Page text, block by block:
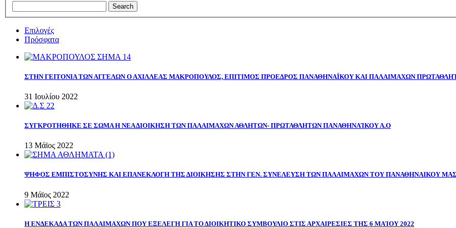
Επιλογές
Πρόσφατα
ΣΤΗΝ ΓΕΙΤΟΝΙΑ ΤΩΝ ΑΓΓΕΛΩΝ Ο ΑΧΙΛΛΕΑΣ ΜΑΚΡΟΠΟΥΛΟΣ, ΕΠΙΤΙΜΟΣ ΠΡΟΕΔΡΟΣ ΠΑΝΑΘΗΝΑΪΚΟΥ ΚΑΙ ΠΑΛΑΙΜΑΧΩΝ
31 Ιουλίου 2022
ΣΥΓΚΡΟΤΗΘΗΚΕ ΣΕ ΣΩΜΑ Η ΝΕΑ ΔΙΟΙΚΗΣΗ ΤΩΝ ΠΑΛΑΙΜΑΧΩΝ ΑΘΛΗΤΩΝ- ΠΡΩΤΑΘΛΗΤΩΝ ΠΑΝΑΘΗΝΑΊΚΟΥ Α.Ο
13 Μάϊος 2022
ΨΗΦΟΣ ΕΜΠΙΣΤΟΣΥΝΗΣ ΚΑΙ ΕΠΑΝΕΚΛΟΓΗ ΤΗΣ ΔΙΟΙΚΗΣΗΣ ΣΤΗΝ ΓΕΝ. ΣΥΝΕΛΕΥΣΗ ΤΩΝ ΠΑΛΑΙΜΑΧΩΝ ΤΟΥ ΠΑΝΑΘΗΝΑΙΚΟΥ ΜΑΣ
9 Μάϊος 2022
Η ΕΝΔΕΚΑΔΑ ΤΩΝ ΠΑΛΑΙΜΑΧΩΝ ΠΟΥ ΕΞΕΛΕΓΗ ΓΙΑ ΤΟ ΔΙΟΙΚΗΤΙΚΟ ΣΥΜΒΟΥΛΙΟ ΣΤΙΣ ΑΡΧΑΙΡΕΣΙΕΣ ΤΗΣ 6 ΜΑΊΟΥ 2022